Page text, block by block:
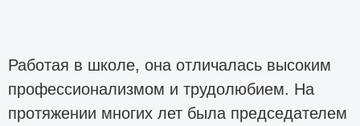
Работая в школе, она отличалась высоким
профессионализмом и трудолюбием. На
протяжении многих лет была председателем